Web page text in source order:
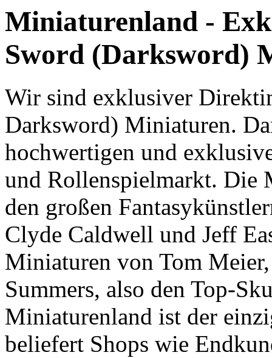
Miniaturenland -
Sword (Darksword)
Wir sind exklusiver
Darksword) Miniaturen.
hochwertigen und
und Rollenspielmarkt. Die
den großen
Clyde Caldwell und Jeff
Miniaturen von Tom
Summers, also den Top-
Miniaturenland ist der
beliefert Shops wie